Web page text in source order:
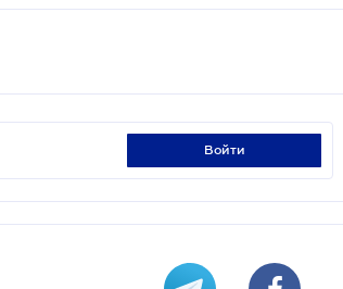
войти